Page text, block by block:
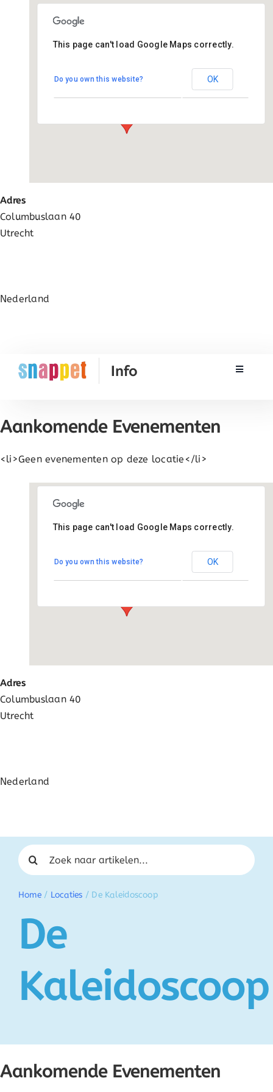
De Kaleidoscoop
Columbuslaan 40 - Utrecht
This page can't load Google Maps correctly.
Do you own this website? OK
Adres
Columbuslaan 40
Utrecht
Nederland
Toggle
Werken met Snappet
Aankomende Evenementen
<li>Geen evenementen op deze locatie</li>
De Kaleidoscoop
Columbuslaan 40 - Utrecht
This page can't load Google Maps correctly.
Do you own this website? OK
Adres
Columbuslaan 40
Utrecht
Nederland
Home/ Locaties / De Kaleidoscoop
De
Kaleidoscoop
Zoeken naar:
Aankomende Evenementen